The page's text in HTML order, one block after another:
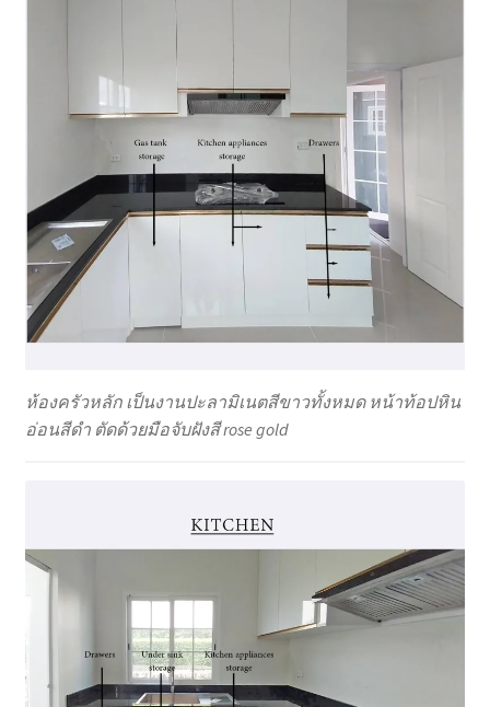
ห้องครัวหลัก เป็นงานปะลามิเนตสีขาวทั้งหมด หน้าท้อปหิน
อ่อนสีดำ ตัดด้วยมือจับฝังสี rose gold